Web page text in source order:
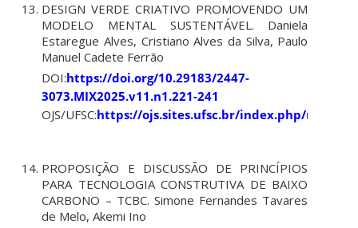
DESIGN VERDE CRIATIVO PROMOVENDO UM
MODELO MENTAL SUSTENTÁVEL. Daniela
Estaregue Alves, Cristiano Alves da Silva, Paulo
Manuel Cadete Ferrão
DOI:https://doi.org/10.29183/2447-
3073.MIX2025.v11.n1.221-241
OJS/UFSC:https://ojs.sites.ufsc.br/index.php/
PROPOSIÇÃO E DISCUSSÃO DE PRINCÍPIOS
PARA TECNOLOGIA CONSTRUTIVA DE BAIXO
CARBONO – TCBC. Simone Fernandes Tavares
de Melo, Akemi Ino